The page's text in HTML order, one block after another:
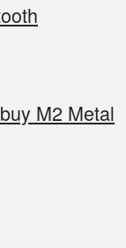
M2 Metal